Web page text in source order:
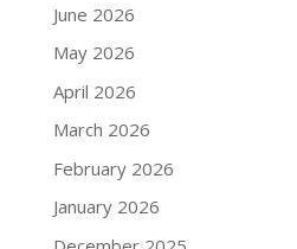
June 2026
May 2026
April 2026
March 2026
February 2026
January 2026